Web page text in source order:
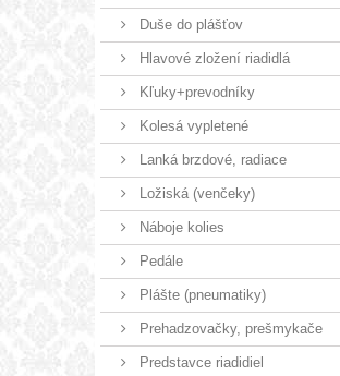
Duše do plášťov
Hlavové zložení riadidlá
Kľuky+prevodníky
Kolesá vypletené
Lanká brzdové, radiace
Ložiská (venčeky)
Náboje kolies
Pedále
Plášte (pneumatiky)
Prehadzovačky, prešmykače
Predstavce riadidiel